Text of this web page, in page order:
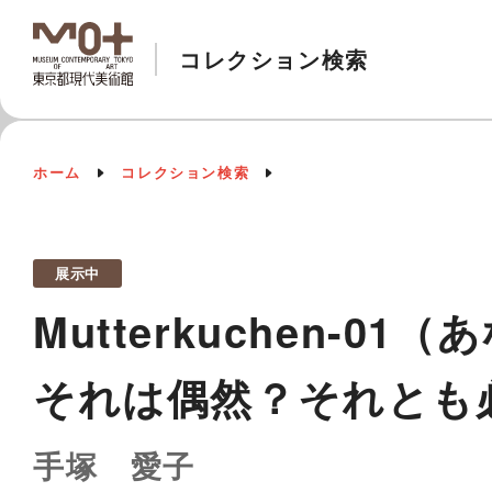
コレクション検索
ホーム コレクション検索
展示中
Mutterkuchen-01（あ
それは偶然？それとも
手塚 愛子